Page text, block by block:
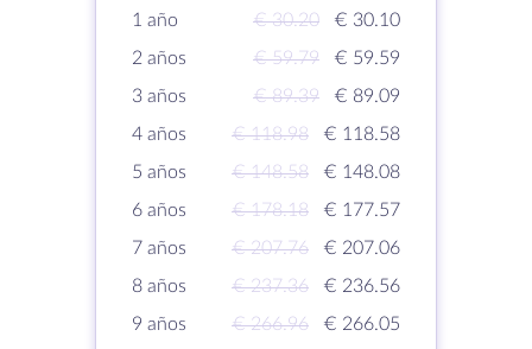
1 año € 30.20
€ 30.10
2 años
€ 59.79
€ 59.59
3 años
€ 89.39
€ 89.09
4 años
€ 118.98
€ 118.58
5 años
€ 148.58
€ 148.08
6 años
€ 178.18
€ 177.57
7 años
€ 207.76
€ 207.06
8 años
€ 237.36
€ 236.56
9 años
€ 266.96
€ 266.05